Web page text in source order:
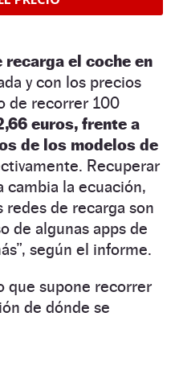
recarga el coche en
y con los precios
de recorrer 100
euros, frente a
de los modelos de
Recuperar
cambia la ecuación,
redes de recarga son
de algunas apps de
según el informe.
que supone recorrer
de dónde se